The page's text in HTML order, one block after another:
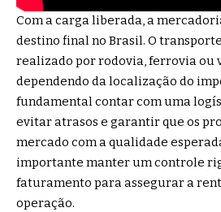
Com a carga liberada, a
destino final no Brasil. O
realizado por rodovia, ferrovia ou
dependendo da localização do
fundamental contar com uma
evitar atrasos e garantir que os
mercado com a qualidade
importante manter um controle
faturamento para assegurar a
operação.